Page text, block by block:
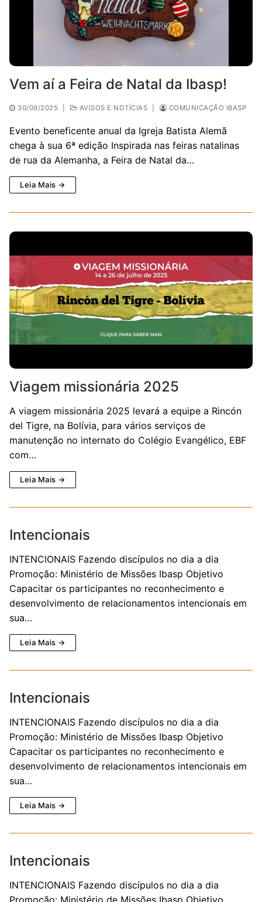
Vem aí a Feira de Natal da Ibasp!
30/09/2025 AVISOS E NOTÍCIAS COMUNICAÇÃO IBASP
Evento beneficente anual da Igreja Batista Alemã
chega à sua 6ª edição Inspirada nas feiras natalinas
de rua da Alemanha, a Feira de Natal da…
Leia Mais →
Viagem missionária 2025
A viagem missionária 2025 levará a equipe a Rincón
del Tigre, na Bolívia, para vários serviços de
manutenção no internato do Colégio Evangélico, EBF
com…
Leia Mais →
Intencionais
INTENCIONAIS Fazendo discípulos no dia a dia
Promoção: Ministério de Missões Ibasp Objetivo
Capacitar os participantes no reconhecimento e
desenvolvimento de relacionamentos intencionais em
sua…
Leia Mais →
Intencionais
INTENCIONAIS Fazendo discípulos no dia a dia
Promoção: Ministério de Missões Ibasp Objetivo
Capacitar os participantes no reconhecimento e
desenvolvimento de relacionamentos intencionais em
sua…
Leia Mais →
Intencionais
INTENCIONAIS Fazendo discípulos no dia a dia
Promoção: Ministério de Missões Ibasp Objetivo